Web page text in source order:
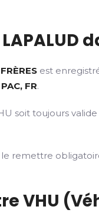
est
FR.
soit toujours valide
remettre
VHU